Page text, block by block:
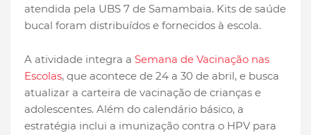
atendida pela UBS 7 de Samambaia. Kits de saúde
bucal foram distribuídos e fornecidos à escola.
A atividade integra a Semana de Vacinação nas
Escolas, que acontece de 24 a 30 de abril, e busca
atualizar a carteira de vacinação de crianças e
adolescentes. Além do calendário básico, a
estratégia inclui a imunização contra o HPV para